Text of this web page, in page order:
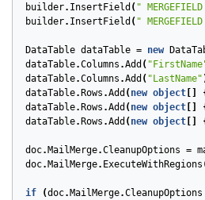
builder. InsertField ( "
builder. InsertField ( "
DataTable dataTable = new
dataTable.Columns .Add (
dataTable.Columns .Add ( "LastName"
dataTable. Rows .Add ( new object
dataTable. Rows .Add ( new object
dataTable. Rows .Add ( new object
doc. MailMerge.CleanupOptions =
doc. MailMerge. ExecuteWithRegions
if (doc. MailMerge.CleanupOptions